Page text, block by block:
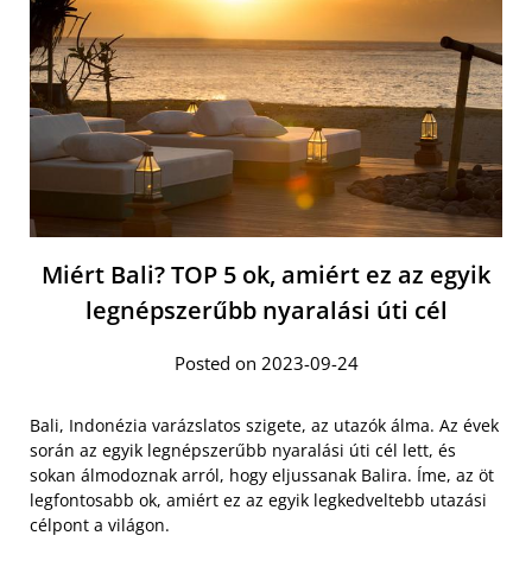
Miért Bali? TOP 5 ok, amiért ez az egyik
legnépszerűbb nyaralási úti cél
Posted on 2023-09-24
Bali, Indonézia varázslatos szigete, az utazók álma. Az évek
során az egyik legnépszerűbb nyaralási úti cél lett, és
sokan álmodoznak arról, hogy eljussanak Balira. Íme, az öt
legfontosabb ok, amiért ez az egyik legkedveltebb utazási
célpont a világon.